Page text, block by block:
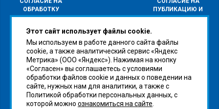
ОБРАБОТКУ
ПЕРСОНАЛЬНЫХ
ПУБЛИКАЦИЮ И
РАСПРОСТРАНЕНИЕ
Этот сайт использует файлы cookie.
Мы используем в работе данного сайта файлы
cookie, а также аналитический сервис «Яндекс
Метрика» (ООО «Яндекс»). Нажимая на кнопку
«Согласен» вы соглашаетесь с условиями
обработки файлов cookie и данных о поведении на
сайте, нужных нам для аналитики, а также с
Политикой обработки персональных данных, с
которой можно ознакомиться на сайте